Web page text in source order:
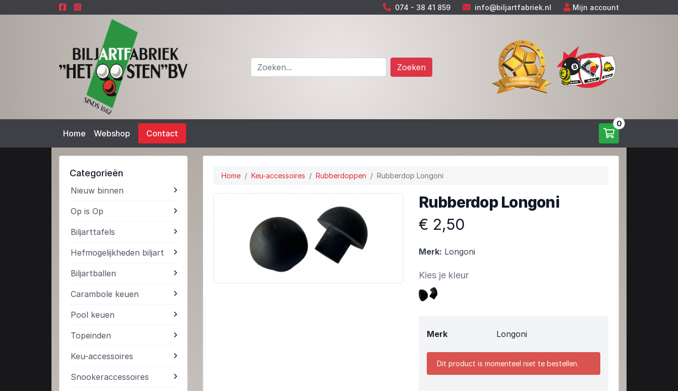
074 - 38 41 859 info@biljartfabriek.nl Mijn account
Zoeken
Home Webshop Contact
0
Categorieën
Nieuw binnen
Op is Op
Biljarttafels
Hefmogelijkheden biljart
Biljartballen
Carambole keuen
Pool keuen
Topeinden
Keu-accessoires
Snookeraccessoires
Home Keu-accessoires Rubberdoppen Rubberdop Longoni
Rubberdop Longoni
€ 2,50
Merk: Longoni
Kies je kleur
Merk Longoni
Dit product is momenteel niet te bestellen.